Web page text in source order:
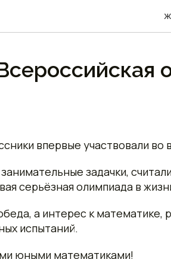
впервые участвовали
задачки,
серьёзная олимпиада в
а интерес к математике,
испытаний.
юными математиками!